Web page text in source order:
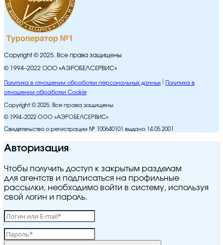
Copyright © 2025. Все права защищены
© 1994–2022 ООО «АЭРОБЕЛСЕРВИС»
Политика в отношении обработки персональных данных
Политика в
отношении обработки Cookie
Copyright © 2025. Все права защищены
© 1994–2022 ООО «АЭРОБЕЛСЕРВИС»
Свидетельство о регистрации № 100640101 выдано 14.05.2001
Авторизация
Чтобы получить доступ к закрытым разделам
для агентств и подписаться на профильные
рассылки, необходимо войти в систему, используя
свой логин и пароль.